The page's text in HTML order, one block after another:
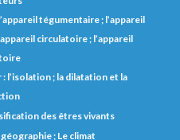
tégumentaire ; l’appareil
circulatoire ; l’appareil
l’isolation ; la dilatation et la
des êtres vivants
; Le climat